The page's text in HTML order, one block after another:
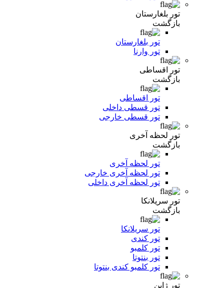
تور بلغارستان
بازگشت
تور بلغارستان
تور وارنا
تور اقساطی
بازگشت
تور اقساطی
تور قسطی داخلی
تور قسطی خارجی
تور لحظه آخری
بازگشت
تور لحظه آخری
تور لحظه آخری خارجی
تور لحظه آخری داخلی
تور سریلانکا
بازگشت
تور سریلانکا
تور کندی
تور کلمبو
تور بنتوتا
تور کلمبو کندی بنتوتا
تور ژاپن